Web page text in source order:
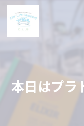
本日はプラ